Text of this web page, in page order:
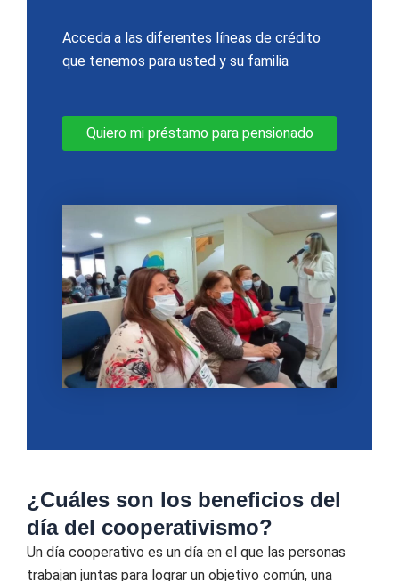
Acceda a las diferentes líneas de crédito
que tenemos para usted y su familia
Quiero mi préstamo para pensionado
¿Cuáles son los beneficios del
día del cooperativismo?
Un día cooperativo es un día en el que las personas
trabajan juntas para lograr un objetivo común, una